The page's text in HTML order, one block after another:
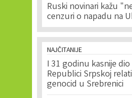
Ruski novinari kažu
cenzuri o napadu na
NAJČITANIJE
I 31 godinu kasnije dio
Republici Srpskoj
genocid u Srebrenici